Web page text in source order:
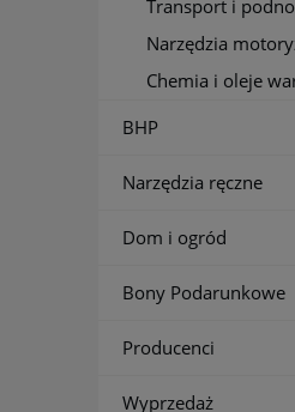
Transport i
Narzędzia
Chemia i oleje
BHP
Narzędzia ręczne
Dom i ogród
Bony Podarunkowe
Producenci
Wyprzedaż